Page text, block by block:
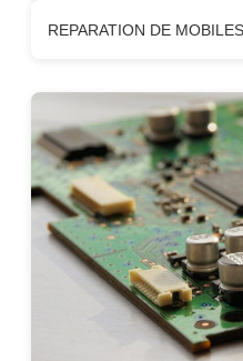
REPARATION DE